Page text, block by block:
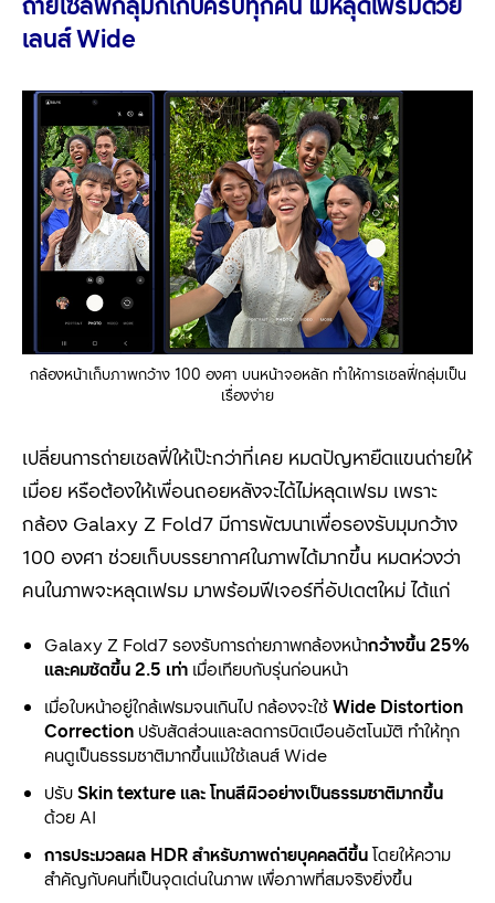
เลนส์Wide
กล้องหน้าเก็บภาพกว้าง 100 องศา บนหน้าจอหลัก ทำให้การเซลฟี่กลุ่มเป็น
เรื่องง่าย
เปลี่ยนการถ่ายเซลฟี่ให้เป๊ะกว่าที่เคย หมดปัญหายืดแขนถ่ายให้
เมื่อย หรือต้องให้เพื่อนถอยหลังจะได้ไม่หลุดเฟรม เพราะ
กล้อง Galaxy Z Fold7 มีการพัฒนาเพื่อรองรับมุมกว้าง
100 องศา ช่วยเก็บบรรยากาศในภาพได้มากขึ้น หมดห่วงว่า
คนในภาพจะหลุดเฟรม มาพร้อมฟีเจอร์ที่อัปเดตใหม่ ได้แก่
Galaxy Z Fold7 รองรับการถ่ายภาพกล้องหน้ากว้างขึ้น25%
และคมชัดขึ้น 2.5 เท่า เมื่อเทียบกับรุ่นก่อนหน้า
เมื่อใบหน้าอยู่ใกล้เฟรมจนเกินไป กล้องจะใช้Wide Distortion
Correction ปรับสัดส่วนและลดการบิดเบือนอัตโนมัติ ทำให้ทุก
คนดูเป็นธรรมชาติมากขึ้นแม้ใช้เลนส์ Wide
ปรับSkin texture และ โทนสีผิวอย่างเป็นธรรมชาติมากขึ้น
ด้วย AI
การประมวลผล HDR สำหรับภาพถ่ายบุคคลดีขึ้นโดยให้ความ
สำคัญกับคนที่เป็นจุดเด่นในภาพ เพื่อภาพที่สมจริงยิ่งขึ้น